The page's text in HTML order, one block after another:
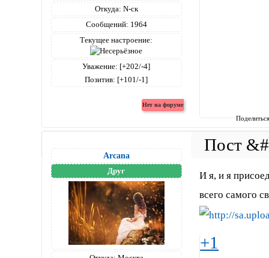
Откуда: N-ск
Сообщений: 1964
Текущее настроение:
Уважение: [+202/-4]
Позитив: [+101/-1]
Arcana
Друг
И я, и я
всего самого
+1